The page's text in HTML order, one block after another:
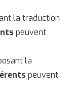
la traduction
peuvent
la
peuvent